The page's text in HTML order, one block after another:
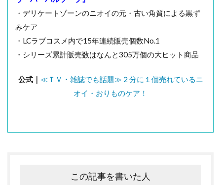
・デリケートゾーンのニオイの元・古い角質による黒ず
みケア
・LCラブコスメ内で15年連続販売個数No.1
・シリーズ累計販売数はなんと305万個の大ヒット商品
公式｜ ≪ＴＶ・雑誌でも話題≫２分に１個売れているニ
オイ・おりものケア！
この記事を書いた人